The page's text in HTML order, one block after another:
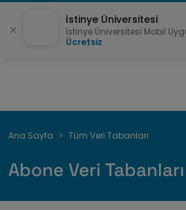
Breadcrumb
Ana Sayfa Tüm Veri Tabanları
Abone Veri Tabanları
İstinye Üniversitesi
İstinye Üniversitesi Mobil
Ücretsiz